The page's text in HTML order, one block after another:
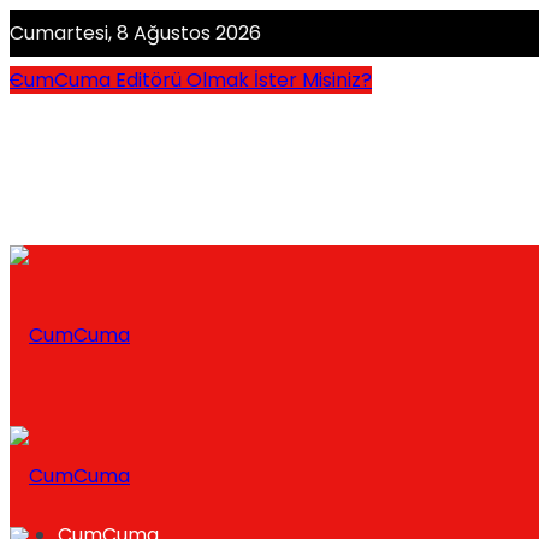
Cumartesi, 8 Ağustos 2026
CumCuma Editörü Olmak İster Misiniz?